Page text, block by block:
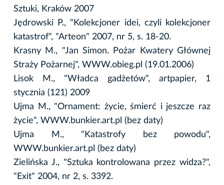
Sztuki, Kraków 2007
Jędrowski P., "Kolekcjoner idei, czyli kolekcjoner
katastrof", "Arteon" 2007, nr 5, s. 18-20.
Krasny M., "Jan Simon. Pożar Kwatery Głównej
Straży Pożarnej", WWW.obieg.pl (19.01.2006)
Lisok M., "Władca gadżetów", artpapier, 1
stycznia (121) 2009
Ujma M., "Ornament: życie, śmierć i jeszcze raz
życie", WWW.bunkier.art.pl (bez daty)
Ujma M., "Katastrofy bez powodu",
WWW.bunkier.art.pl (bez daty)
Zielińska J., "Sztuka kontrolowana przez widza?",
"Exit" 2004, nr 2, s. 3392.